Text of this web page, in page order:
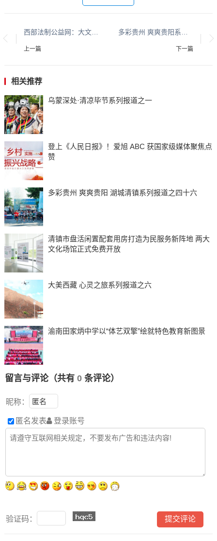
西部法制公益网：大文化系列报道：贵州酱香酒文化系列报道之二
上一篇 下一篇
相关推荐
乌蒙深处·清凉毕节系列报道之一
登上《人民日报》！爱旭 ABC 获国家级媒体聚焦点
赞
多彩贵州 爽爽贵阳 湖城清镇系列报道之四十六
清镇市盘活闲置配套用房打造为民服务新阵地 两大
文化场馆正式免费开放
大美西藏 心灵之旅系列报道之六
渝南田家炳中学以“体艺双擎”绘就特色教育新图景
留言与评论（共有 0条评论）
昵称：
匿名发表 登录账号
验证码：